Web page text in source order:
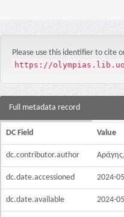
Please use this identifier to cite
https://
Full metadata record
DC Field Value
dc.contributor.author
dc.date.accessioned 2024-
dc.date.available 2024-